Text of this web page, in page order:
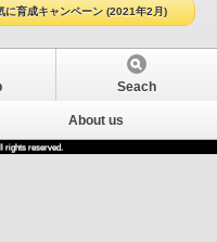
に育成キャンペーン (2021年2月)
Seach
About us
rights reserved.